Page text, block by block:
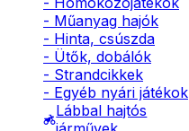
- Műanyag hajók
- Hinta, csúszda
- Ütők, dobálók
- Strandcikkek
- Egyéb nyári játékok
Lábbal hajtós